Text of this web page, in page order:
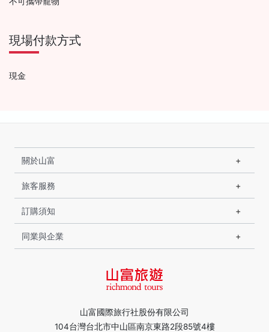
現場付款方式
現金
山富國際旅行社股份有限公司
104台灣台北市中山區南京東路2段85號4樓
關於山富
旅客服務
訂購須知
同業與企業